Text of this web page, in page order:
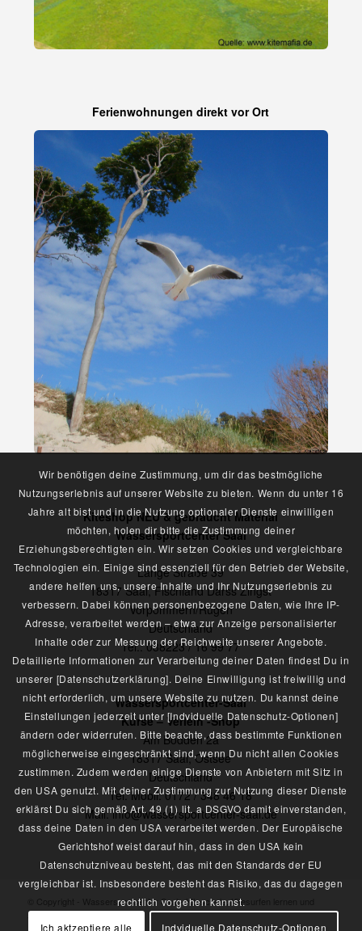
Ferienwohnungen direkt vor Ort
Kiteshop NEU & gebraucht Material
Wassersportcenter Saal
Lange Straße 39
18317 Saal, Fischland Darss Zingst
Vorpommern/Rügen
Deutschland
Tel.: 038223 / 16 99 77
Wassersportcenter-Saal
Kurse – Verleih -Shop
Am Bodden 2a
18317 Saal, Ostsee
Deutschland
Tel. Mobil: 0172 / 348 46 18
Mail: info@wassersportcenter-saal.de
© Copyright - Wassersportcenter Saal - Kiteschule, Kitesurfen lernen und
Wir benötigen deine Zustimmung, um dir das bestmögliche
Nutzungserlebnis auf unserer Website zu bieten. Wenn du unter 16
Jahre alt bist und in die Nutzung optionaler Dienste einwilligen
möchten, holen dir bitte die Zustimmung deiner
Erziehungsberechtigten ein. Wir setzen Cookies und vergleichbare
Technologien ein. Einige sind essenziell für den Betrieb der Website,
andere helfen uns, unsere Inhalte und Ihr Nutzungserlebnis zu
verbessern. Dabei können personenbezogene Daten, wie Ihre IP-
Adresse, verarbeitet werden – etwa zur Anzeige personalisierter
Inhalte oder zur Messung der Reichweite unserer Angebote.
Detaillierte Informationen zur Verarbeitung deiner Daten findest Du in
unserer [Datenschutzerklärung]. Deine Einwilligung ist freiwillig und
nicht erforderlich, um unsere Website zu nutzen. Du kannst deine
Einstellungen jederzeit unter [Indviduelle Datenschutz-Optionen]
ändern oder widerrufen. Bitte beachte, dass bestimmte Funktionen
möglicherweise eingeschränkt sind, wenn Du nicht allen Cookies
zustimmen. Zudem werden einige Dienste von Anbietern mit Sitz in
den USA genutzt. Mit deiner Zustimmung zur Nutzung dieser Dienste
erklärst Du sich gemäß Art. 49 (1) lit. a DSGVO damit einverstanden,
dass deine Daten in den USA verarbeitet werden. Der Europäische
Gerichtshof weist darauf hin, dass in den USA kein
Datenschutzniveau besteht, das mit den Standards der EU
vergleichbar ist. Insbesondere besteht das Risiko, das du dagegen
rechtlich vorgehen kannst.
Ich aktzeptiere alle
Indviduelle Datenschutz-Optionen